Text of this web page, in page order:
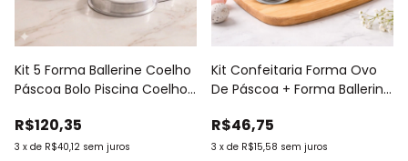
Kit 5 Forma Ballerine Coelho
Páscoa Bolo Piscina Coelho
R$120,35
3 x de R$40,12 sem juros
Kit Confeitaria Forma Ovo
De Páscoa + Forma Ballerine
R$46,75
3 x de R$15,58 sem juros